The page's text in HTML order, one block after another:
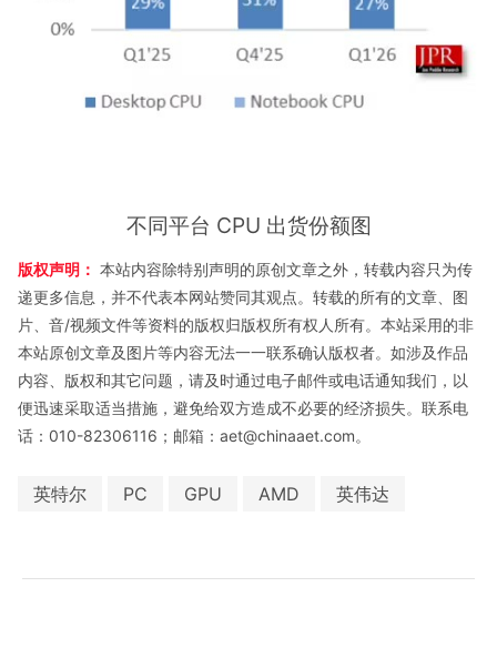
不同平台 CPU 出货份额图
版权声明： 本站内容除特别声明的原创文章之外，转载内容只为传
递更多信息，并不代表本网站赞同其观点。转载的所有的文章、图
片、音/视频文件等资料的版权归版权所有权人所有。本站采用的非
本站原创文章及图片等内容无法一一联系确认版权者。如涉及作品
内容、版权和其它问题，请及时通过电子邮件或电话通知我们，以
便迅速采取适当措施，避免给双方造成不必要的经济损失。联系电
话：010-82306116；邮箱：aet@chinaaet.com。
英特尔 PC GPU AMD 英伟达